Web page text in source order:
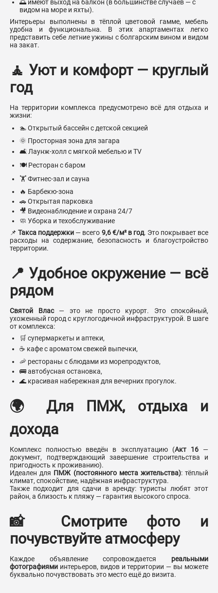
🌅 имеют выход на балкон (в большинстве случаев — с
видом на море и яхты).
Интерьеры выполнены в тёплой цветовой гамме, мебель
удобна и функциональна. В этих апартаментах легко
представить себе летние ужины с болгарским вином и видом
на закат.
🧘 Уют и комфорт — круглый
год
На территории комплекса предусмотрено всё для отдыха и
жизни:
🏊 Открытый бассейн с детской секцией
🌞 Просторная зона для загара
🛋️ Лаунж-холл с мягкой мебелью и TV
🍽️ Ресторан с баром
🏋️ Фитнес-зал и сауна
🔥 Барбекю-зона
🚗 Открытая парковка
🎥 Видеонаблюдение и охрана 24/7
🧼 Уборка и техобслуживание
📌Такса поддержки — всего 9,6 €/м² в год. Это покрывает все
расходы на содержание, безопасность и благоустройство
территории.
📍 Удобное окружение — всё
рядом
Святой Влас— это не просто курорт. Это спокойный,
ухоженный город с круглогодичной инфраструктурой. В шаге
от комплекса:
🛒 супермаркеты и аптеки,
☕ кафе с ароматом свежей выпечки,
🦐 рестораны с блюдами из морепродуктов,
🚌 автобусная остановка,
🌊 красивая набережная для вечерних прогулок.
🌍 Для ПМЖ, отдыха и
дохода
Комплекс полностью введён в эксплуатацию (Акт 16—
документ, подтверждающий завершение строительства и
пригодность к проживанию).
Идеален для ПМЖ (постоянного места жительства): тёплый
климат, спокойствие, надёжная инфраструктура.
Также подходит для сдачи в аренду: туристы любят этот
район, а близость к пляжу — гарантия высокого спроса.
📸 Смотрите фото и
почувствуйте атмосферу
Каждое объявление сопровождается реальными
фотографиями интерьеров, видов и территории — вы можете
буквально почувствовать это место ещё до визита.